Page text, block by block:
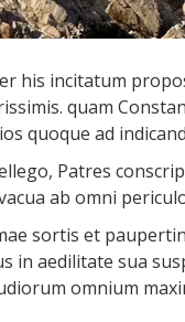
his incitatum
quam
quoque ad
Patres
ab omni
sortis et
in aedilitate sua
omnium